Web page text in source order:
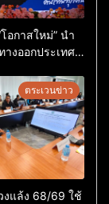
อกาสใหม่” นำ
างออกประเทศ
ตระเวนข่าว
งแล้ง 68/69 ใช้